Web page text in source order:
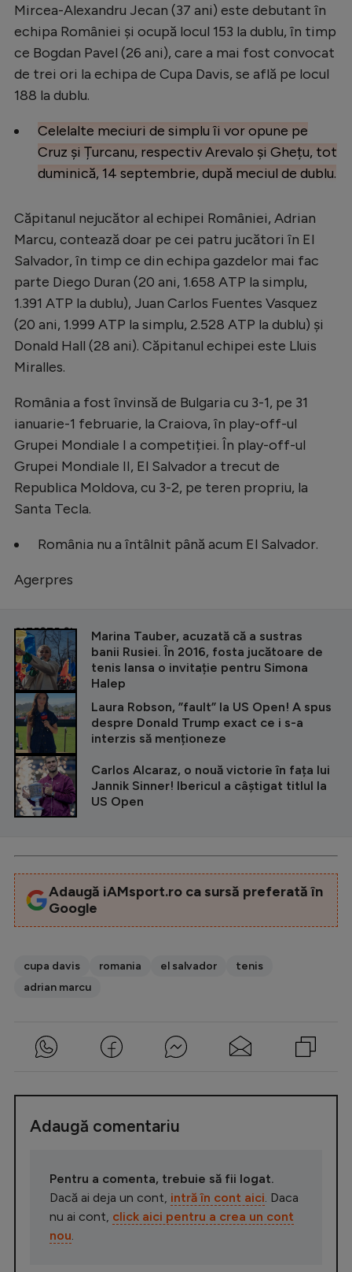
Alte sporturi
JO 2024
Intră în cont
Creează cont
Mircea-Alexandru Jecan (37 ani) este debutant în
echipa României și ocupă locul 153 la dublu, în timp
ce Bogdan Pavel (26 ani), care a mai fost convocat
de trei ori la echipa de Cupa Davis, se află pe locul
188 la dublu.
Celelalte meciuri de simplu îi vor opune pe
Cruz și Țurcanu, respectiv Arevalo și Ghețu, tot
duminică, 14 septembrie, după meciul de dublu.
Căpitanul nejucător al echipei României, Adrian
Marcu, contează doar pe cei patru jucători în El
Salvador, în timp ce din echipa gazdelor mai fac
parte Diego Duran (20 ani, 1.658 ATP la simplu,
1.391 ATP la dublu), Juan Carlos Fuentes Vasquez
(20 ani, 1.999 ATP la simplu, 2.528 ATP la dublu) și
Donald Hall (28 ani). Căpitanul echipei este Lluis
Miralles.
România a fost învinsă de Bulgaria cu 3-1, pe 31
ianuarie-1 februarie, la Craiova, în play-off-ul
Grupei Mondiale I a competiției. În play-off-ul
Grupei Mondiale II, El Salvador a trecut de
Republica Moldova, cu 3-2, pe teren propriu, la
Santa Tecla.
România nu a întâlnit până acum El Salvador.
Agerpres
CITEȘTE ȘI
Marina Tauber, acuzată că a sustras
banii Rusiei. În 2016, fosta jucătoare de
tenis lansa o invitație pentru Simona
Halep
Laura Robson, ”fault” la US Open! A spus
despre Donald Trump exact ce i s-a
interzis să menționeze
Carlos Alcaraz, o nouă victorie în fața lui
Jannik Sinner! Ibericul a câştigat titlul la
US Open
Adaugă iAMsport.ro ca sursă preferată în
Google
cupa davis romania el salvador
tenis
adrian marcu
Adaugă comentariu
Pentru a comenta, trebuie să fii logat.
Dacă ai deja un cont, intră în cont aici . Daca
nu ai cont, click aici pentru a crea un cont
nou